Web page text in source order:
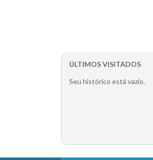
ÚLTIMOS VISITADOS
Seu histórico está vazio.